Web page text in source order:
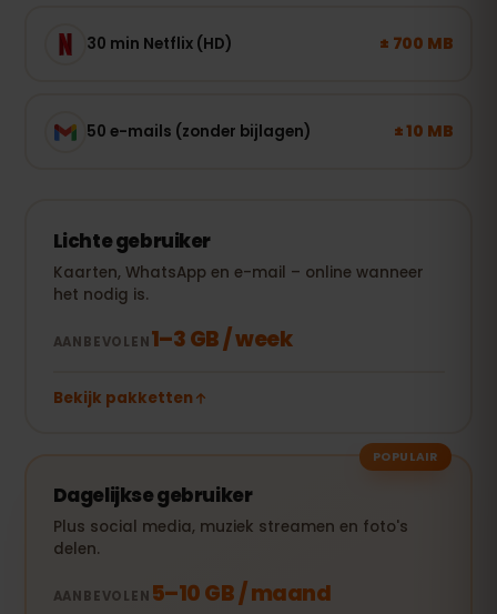
30 min Netflix (HD) ± 700 MB
50 e-mails (zonder bijlagen) ± 10 MB
Lichte gebruiker
Kaarten, WhatsApp en e-mail – online wanneer
het nodig is.
AANBEVOLEN1–3 GB / week
Bekijk pakketten
POPULAIR
Dagelijkse gebruiker
Plus social media, muziek streamen en foto's
delen.
AANBEVOLEN 5–10 GB / maand